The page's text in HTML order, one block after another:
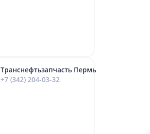
Транснефтьзапчасть Пермь
+7 (342) 204-03-32